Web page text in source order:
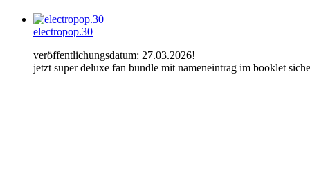
electropop.30
veröffentlichungsdatum: 27.03.2026!
jetzt super deluxe fan bundle mit nameneintrag im booklet